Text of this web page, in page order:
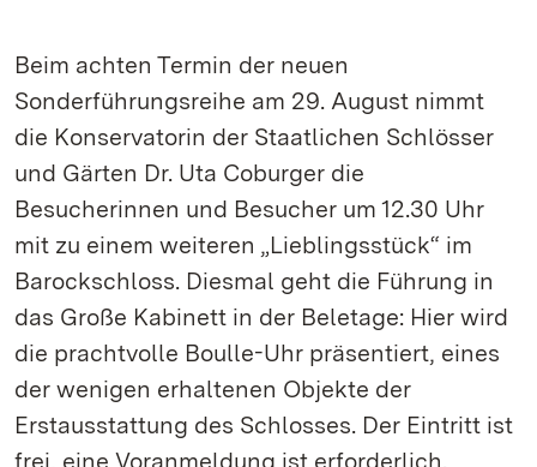
Beim achten Termin der neuen
Sonderführungsreihe am 29. August nimmt
die Konservatorin der Staatlichen Schlösser
und Gärten Dr. Uta Coburger die
Besucherinnen und Besucher um 12.30 Uhr
mit zu einem weiteren „Lieblingsstück“ im
Barockschloss. Diesmal geht die Führung in
das Große Kabinett in der Beletage: Hier wird
die prachtvolle Boulle-Uhr präsentiert, eines
der wenigen erhaltenen Objekte der
Erstausstattung des Schlosses. Der Eintritt ist
frei, eine Voranmeldung ist erforderlich.